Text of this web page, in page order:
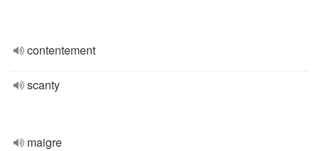
contentement
scanty
maigre